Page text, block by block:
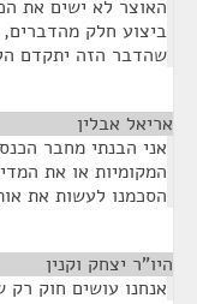
האוצר לא ישים את
ביצוע חלק מהדברים,
שהדבר הזה יתקדם
אריאל אבלין
אני הבנתי מחבר
המקומיות או את
הסכמנו לעשות את
היו"ר יצחק וקנין
אנחנו עושים חוק רק